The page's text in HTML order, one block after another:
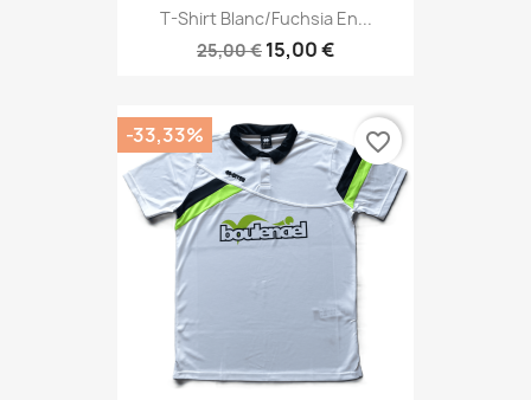
T-Shirt Blanc/fuchsia En...
25,00 € 15,00 €
-33,33% favorite_border